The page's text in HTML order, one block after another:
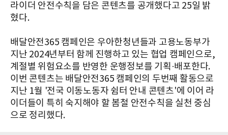
라이더 안전수칙을 담은 콘텐츠를 공개했다고 25일 밝
혔다.
배달안전365 캠페인은 우아한청년들과 고용노동부가
지난 2024년부터 함께 진행하고 있는 협업 캠페인으로,
계절별 위험요소를 반영한 운행정보를 기획·배포한다.
이번 콘텐츠는 배달안전365 캠페인의 두번째 활동으로
지난 1월 '전국 이동노동자 쉼터 안내 콘텐츠'에 이어 라
이더들이 특히 숙지해야 할 봄철 안전수칙을 실천 중심
으로 정리했다.